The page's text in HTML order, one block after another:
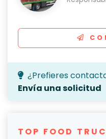
¿Prefieres
Envía una solicitud
TOP FOOD